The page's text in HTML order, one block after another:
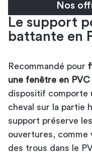
Nos
Le support
battante en
Recommandé pour
une fenêtre en
dispositif comporte
cheval sur la partie
support préserve
ouvertures, comme
des trous dans le